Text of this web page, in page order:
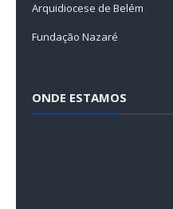
Arquidiocese de Belém
Fundação Nazaré
ONDE ESTAMOS